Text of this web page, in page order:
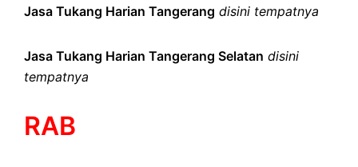
Jasa Tukang Harian Tangerang disini tempatnya
Jasa Tukang Harian Tangerang Selatan disini
tempatnya
RAB